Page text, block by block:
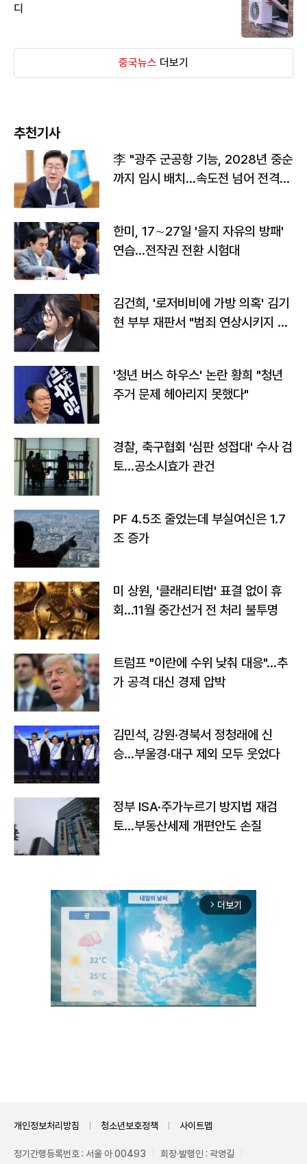
디
중국뉴스 더보기
추천기사
李 "광주 군공항 기능, 2028년 중순
까지 임시 배치…속도전 넘어 전격
한미, 17∼27일 '을지 자유의 방패'
연습…전작권 전환 시험대
김건희, '로저비비에 가방 의혹' 김기
현 부부 재판서 "범죄 연상시키지 말
'청년 버스 하우스' 논란 황희 "청년
주거 문제 헤아리지 못했다"
경찰, 축구협회 '심판 성접대' 수사 검
토…공소시효가 관건
PF 4.5조 줄었는데 부실여신은 1.7
조 증가
미 상원, '클래리티법' 표결 없이 휴
회…11월 중간선거 전 처리 불투명
트럼프 "이란에 수위 낮춰 대응"…추
가 공격 대신 경제 압박
김민석, 강원·경북서 정청래에 신
승…부울경·대구 제외 모두 웃었다
정부 ISA·주가누르기 방지법 재검
토…부동산세제 개편안도 손질
arrow_forward_ios 더보기
개인정보처리방침 청소년보호정책 사이트맵
정기간행등록번호 : 서울 아 00493 회장·발행인 : 곽영길